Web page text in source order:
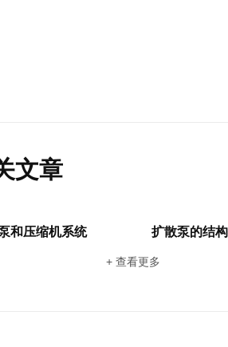
文章
和压缩机系统 扩散泵的结
+ 查看更多